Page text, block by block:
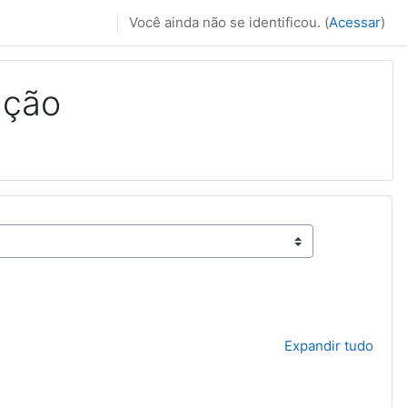
Você ainda não se identificou. (Acessar)
Expandir tudo